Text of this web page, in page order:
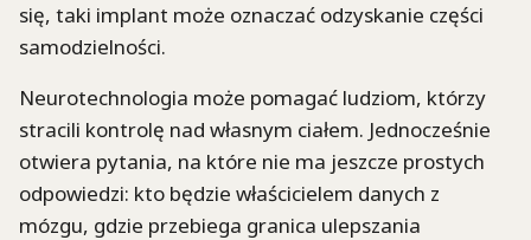
się, taki implant może oznaczać odzyskanie części
samodzielności.
Neurotechnologia może pomagać ludziom, którzy
stracili kontrolę nad własnym ciałem. Jednocześnie
otwiera pytania, na które nie ma jeszcze prostych
odpowiedzi: kto będzie właścicielem danych z
mózgu, gdzie przebiega granica ulepszania